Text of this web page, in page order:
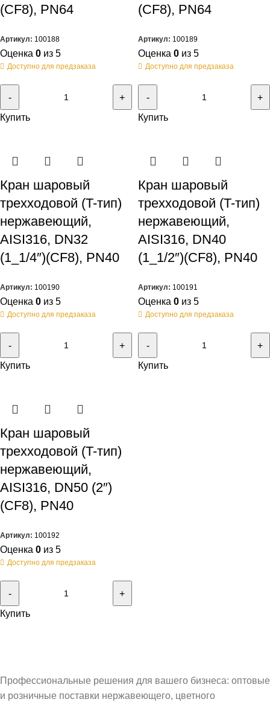
(CF8), PN64
Артикул: 100188
Оценка 0 из 5
Доступно для предзаказа
Купить
(CF8), PN64
Артикул: 100189
Оценка 0 из 5
Доступно для предзаказа
Купить
Кран шаровый
трехходовой (T-тип)
нержавеющий,
AISI316, DN32
(1_1/4″)(CF8), PN40
Артикул: 100190
Оценка 0 из 5
Доступно для предзаказа
Купить
Кран шаровый
трехходовой (T-тип)
нержавеющий,
AISI316, DN40
(1_1/2″)(CF8), PN40
Артикул: 100191
Оценка 0 из 5
Доступно для предзаказа
Купить
Кран шаровый
трехходовой (T-тип)
нержавеющий,
AISI316, DN50 (2″)
(CF8), PN40
Артикул: 100192
Оценка 0 из 5
Доступно для предзаказа
Купить
Профессиональные решения для вашего бизнеса: оптовые
и розничные поставки нержавеющего, цветного